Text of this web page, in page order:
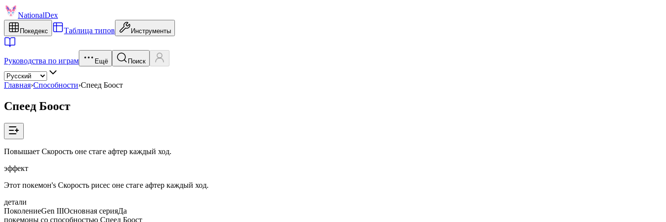
NationalDex
Покедекс Таблица типов Инструменты
Руководства по играм Ещё Поиск
Главная›Способности›Спеед Боост
Спеед Боост
Повышает Скорость оне стаге афтер каждый ход.
эффект
Этот покемон's Скорость рисес оне стаге афтер каждый ход.
детали
ПоколениеGen IIIОсновная серияДа
покемоны со способностью Спеед Боост